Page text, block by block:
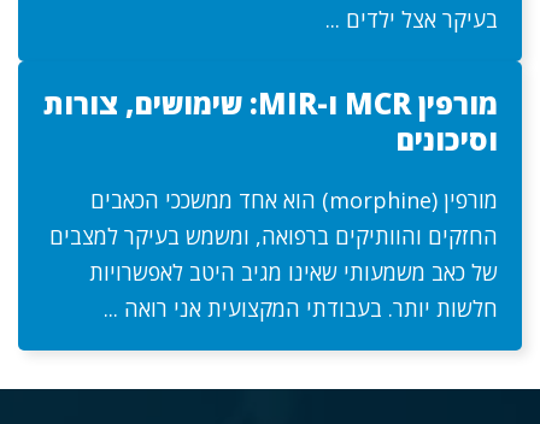
בעיקר אצל ילדים ...
מורפין MCR ו-MIR: שימושים, צורות
וסיכונים
מורפין (morphine) הוא אחד ממשככי הכאבים
החזקים והוותיקים ברפואה, ומשמש בעיקר למצבים
של כאב משמעותי שאינו מגיב היטב לאפשרויות
חלשות יותר. בעבודתי המקצועית אני רואה ...